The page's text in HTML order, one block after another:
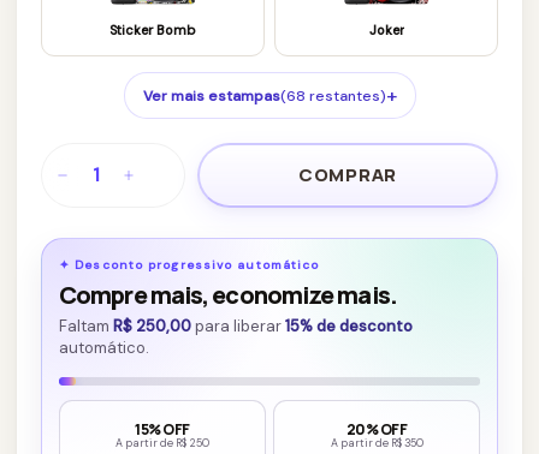
Sticker Bomb Joker
Ver mais estampas(68 restantes)+
✦ Desconto progressivo automático
Compre mais, economize mais.
Faltam R$ 250,00para liberar15% de desconto
automático.
15% OFF
A partir de R$ 250
20% OFF
A partir de R$ 350